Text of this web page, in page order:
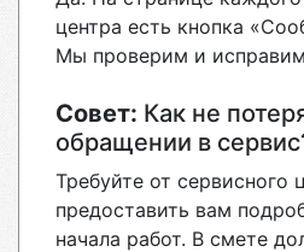
центра есть кнопка
Мы проверим и
Совет: Как не
обращении в
Требуйте от сервисного
предоставить вам
начала работ. В смете